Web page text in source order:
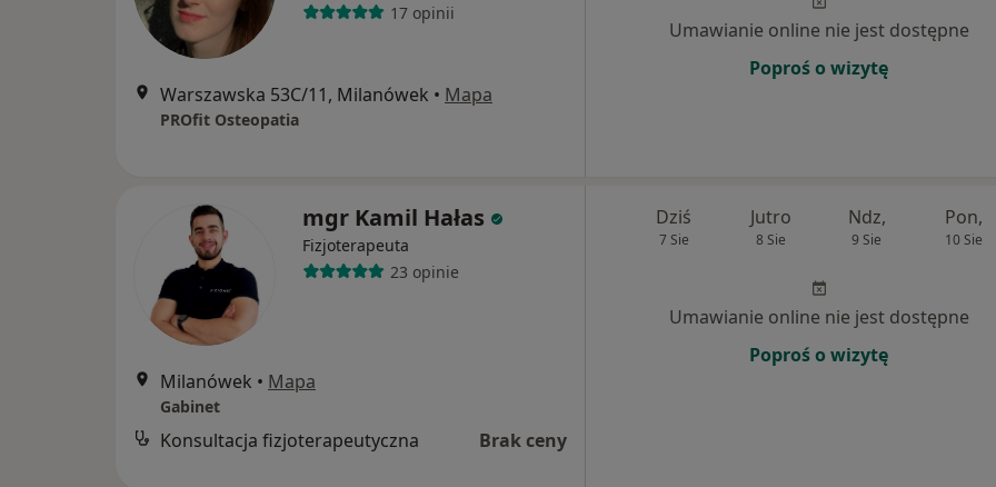
17 opinii
Warszawska 53C/11, Milanówek • Mapa
PROfit Osteopatia
Umawianie online nie jest dostępne
Poproś o wizytę
mgr Kamil Hałas
Fizjoterapeuta
23 opinie
Milanówek • Mapa
Gabinet
Konsultacja fizjoterapeutyczna Brak ceny
Dziś
7 Sie
Jutro
8 Sie
Ndz,
9 Sie
Pon,
10 Sie
Umawianie online nie jest dostępne
Poproś o wizytę